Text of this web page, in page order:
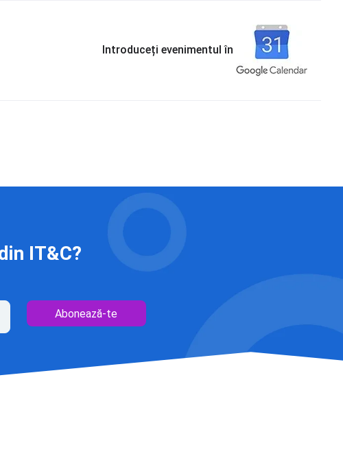
Introduceți evenimentul în
IT&C?
Abonează-te